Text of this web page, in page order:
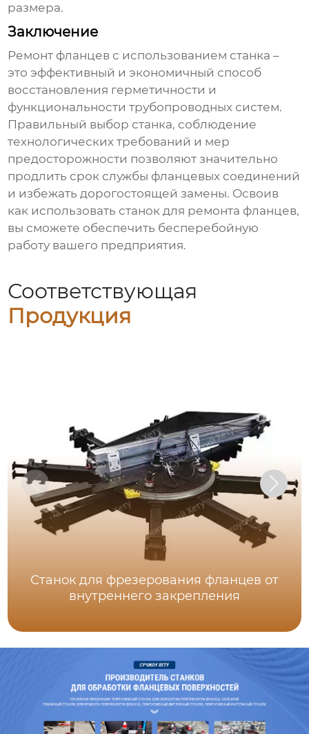
размера.
Заключение
Ремонт фланцев с использованием станка –
это эффективный и экономичный способ
восстановления герметичности и
функциональности трубопроводных систем.
Правильный выбор станка, соблюдение
технологических требований и мер
предосторожности позволяют значительно
продлить срок службы фланцевых соединений
и избежать дорогостоящей замены. Освоив
как использовать станок для ремонта фланцев,
вы сможете обеспечить бесперебойную
работу вашего предприятия.
Соответствующая
Продукция
Станок для фрезерования фланцев от
внутреннего закрепления